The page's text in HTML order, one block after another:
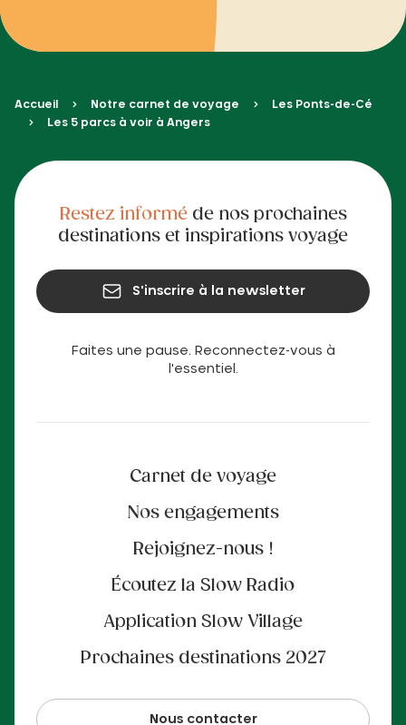
Accueil Notre carnet de voyage
Les Ponts-de-Cé
Les 5 parcs à voir à Angers
Faites une pause. Reconnectez-vous à
l'essentiel.
Carnet de voyage
Nos engagements
Rejoignez-nous !
Écoutez la Slow Radio
Application Slow Village
Prochaines destinations 2027
Nous contacter
Restez informéde nos prochaines
destinations et inspirations voyage
S'inscrire à la newsletter